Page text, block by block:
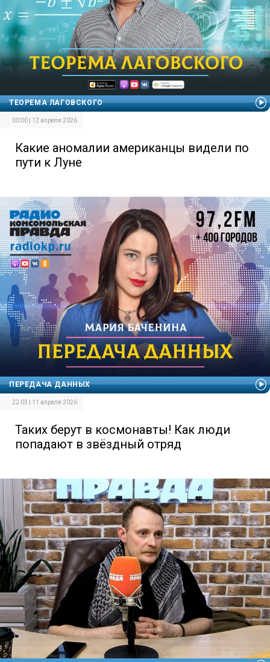
ТЕОРЕМА ЛАГОВСКОГО
00:00 | 12 апреля 2026
Какие аномалии американцы видели по
пути к Луне
ПЕРЕДАЧА ДАННЫХ
22:03 | 11 апреля 2026
Таких берут в космонавты! Как люди
попадают в звёздный отряд